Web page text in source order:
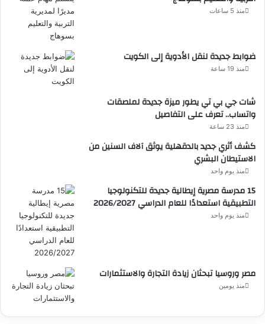
منذ 5 ساعات
ضوابط جديدة لنقل الأدوية إلى الكويت
منذ 19 ساعة
شات جي بي تي يطور ميزة جديدة لملصقات
واتساب.. تعرف على التفاصيل
منذ 23 ساعة
كشف أثري جديد بالدقهلية يوثق آلاف السنين من
الاستيطان البشري
منذ يوم واحد
15 مدرسة مصرية إيطالية جديدة للتكنولوجيا
التطبيقية استعدادًا للعام الدراسي 2026/2027
منذ يوم واحد
مصر وروسيا تبحثان زيادة التجارة والاستثمارات
منذ يومين